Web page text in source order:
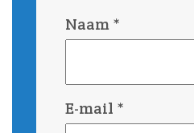
Naam *
E-mail *